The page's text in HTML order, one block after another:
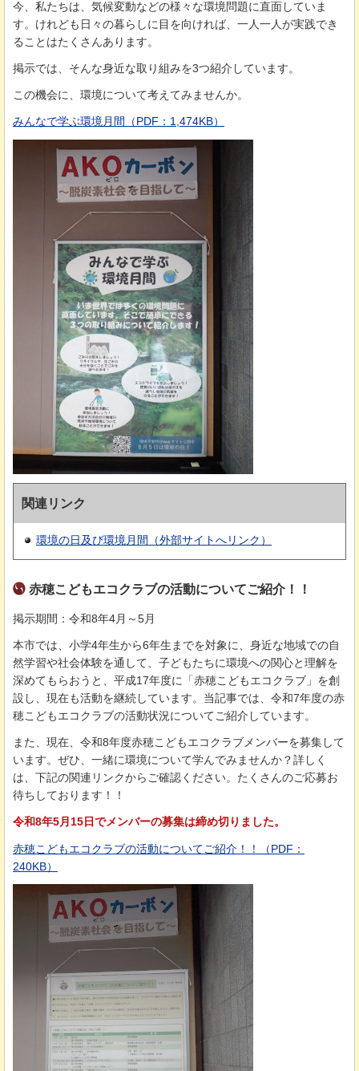
今、私たちは、気候変動などの様々な環境問題に直面していま
す。けれども日々の暮らしに目を向ければ、一人一人が実践でき
ることはたくさんあります。
掲示では、そんな身近な取り組みを3つ紹介しています。
この機会に、環境について考えてみませんか。
みんなで学ぶ環境月間（PDF：1,474KB）
関連リンク
環境の日及び環境月間（外部サイトへリンク）
赤穂こどもエコクラブの活動についてご紹介！！
掲示期間：令和8年4月～5月
本市では、小学4年生から6年生までを対象に、身近な地域での自
然学習や社会体験を通して、子どもたちに環境への関心と理解を
深めてもらおうと、平成17年度に「赤穂こどもエコクラブ」を創
設し、現在も活動を継続しています。当記事では、令和7年度の赤
穂こどもエコクラブの活動状況についてご紹介しています。
また、現在、令和8年度赤穂こどもエコクラブメンバーを募集して
います。ぜひ、一緒に環境について学んでみませんか？詳しく
は、下記の関連リンクからご確認ください。たくさんのご応募お
待ちしております！！
令和8年5月15日でメンバーの募集は締め切りました。
赤穂こどもエコクラブの活動についてご紹介！！（PDF：
240KB）